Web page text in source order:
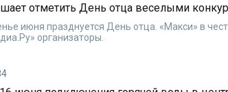
отметить День отца веселыми
июня празднуется День отца. «Макси» в
организаторы.